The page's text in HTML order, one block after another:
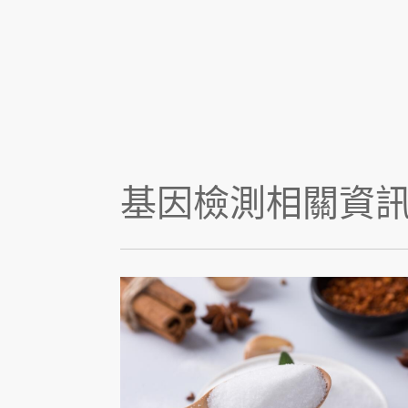
基因檢測相關資